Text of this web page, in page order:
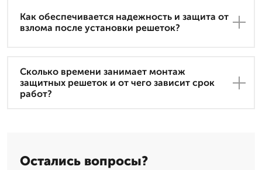
Как обеспечивается надежность и защита от
взлома после установки решеток?
Сколько времени занимает монтаж
защитных решеток и от чего зависит срок
работ?
Остались вопросы?